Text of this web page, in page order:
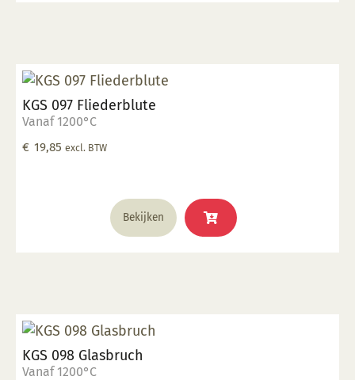
KGS 097 Fliederblute
Vanaf 1200°C
€ 19,85 excl. BTW
Bekijken
KGS 098 Glasbruch
Vanaf 1200°C